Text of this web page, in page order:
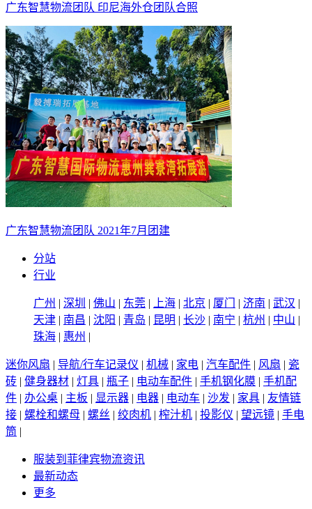
广东智慧物流团队 印尼海外仓团队合照
广东智慧物流团队 2021年7月团建
分站
行业
广州 | 深圳 | 佛山 | 东莞 | 上海 | 北京 | 厦门 | 济南 | 武汉 |
天津 | 南昌 | 沈阳 | 青岛 | 昆明 | 长沙 | 南宁 | 杭州 | 中山 |
珠海 | 惠州 |
迷你风扇 | 导航/行车记录仪 | 机械 | 家电 | 汽车配件 | 风扇 | 瓷
砖 | 健身器材 | 灯具 | 瓶子 | 电动车配件 | 手机钢化膜 | 手机配
件 | 办公桌 | 主板 | 显示器 | 电器 | 电动车 | 沙发 | 家具 | 友情链
接 | 螺栓和螺母 | 螺丝 | 绞肉机 | 榨汁机 | 投影仪 | 望远镜 | 手电
筒 |
服装到菲律宾物流资讯
最新动态
更多